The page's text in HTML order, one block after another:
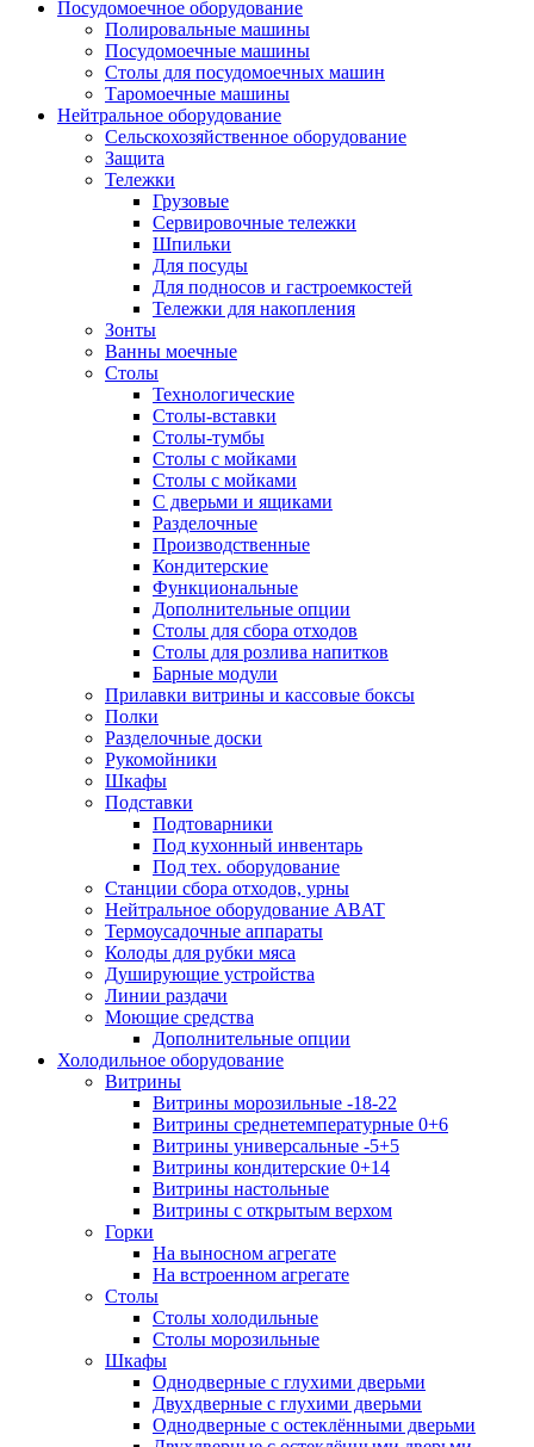
Посудомоечное оборудование
Полировальные машины
Посудомоечные машины
Столы для посудомоечных машин
Таромоечные машины
Нейтральное оборудование
Сельскохозяйственное оборудование
Защита
Тележки
Грузовые
Сервировочные тележки
Шпильки
Для посуды
Для подносов и гастроемкостей
Тележки для накопления
Зонты
Ванны моечные
Столы
Технологические
Столы-вставки
Столы-тумбы
Столы с мойками
Столы с мойками
С дверьми и ящиками
Разделочные
Производственные
Кондитерские
Функциональные
Дополнительные опции
Столы для сбора отходов
Столы для розлива напитков
Барные модули
Прилавки витрины и кассовые боксы
Полки
Разделочные доски
Рукомойники
Шкафы
Подставки
Подтоварники
Под кухонный инвентарь
Под тех. оборудование
Cтанции сбора отходов, урны
Нейтральное оборудование ABAT
Термоусадочные аппараты
Колоды для рубки мяса
Душирующие устройства
Линии раздачи
Моющие средства
Дополнительные опции
Холодильное оборудование
Витрины
Витрины морозильные -18-22
Витрины среднетемпературные 0+6
Витрины универсальные -5+5
Витрины кондитерские 0+14
Витрины настольные
Витрины с открытым верхом
Горки
На выносном агрегате
На встроенном агрегате
Столы
Столы холодильные
Столы морозильные
Шкафы
Однодверные с глухими дверьми
Двухдверные с глухими дверьми
Однодверные с остеклёнными дверьми